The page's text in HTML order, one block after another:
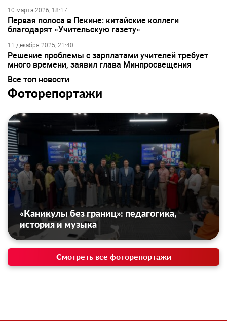
10 марта 2026, 18:17
Первая полоса в Пекине: китайские коллеги
благодарят «Учительскую газету»
11 декабря 2025, 21:40
Решение проблемы с зарплатами учителей требует
много времени, заявил глава Минпросвещения
Все топ новости
Фоторепортажи
«Каникулы без границ»: педагогика,
история и музыка
Смотреть все фоторепортажи